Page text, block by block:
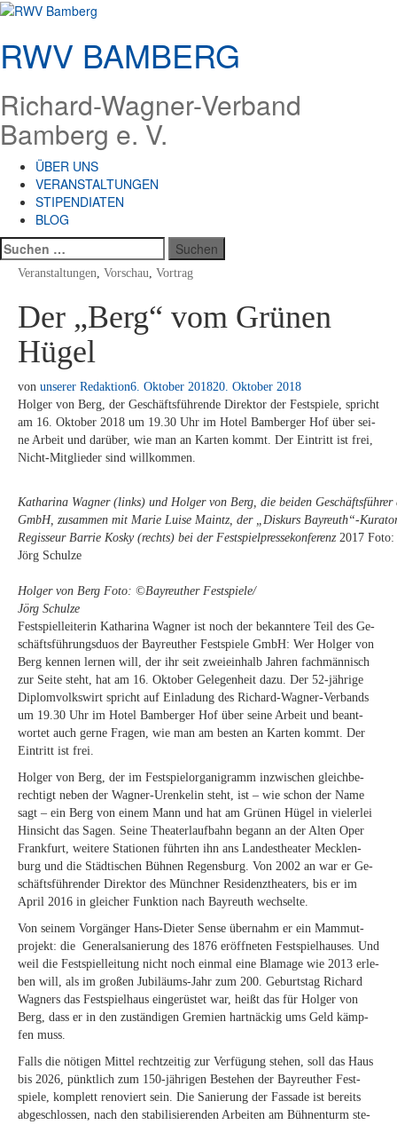
Zum
springen
RWV BAMBERG
Richard-Wagner-Verband
Bamberg e. V.
ÜBER UNS
VERANSTALTUNGEN
STIPENDIATEN
BLOG
Suchen
nach:
Veranstaltungen, Vorschau, Vortrag
Der „Berg“ vom Grünen
Hügel
von unserer Redaktion6. Oktober 201820. Oktober 2018
Hol­ger von Berg, der Ge­schäfts­füh­ren­de Di­rek­tor der Fest­spie­le, spricht
am 16. Ok­to­ber 2018 um 19.30 Uhr im Ho­tel Bam­ber­ger Hof über sei­
ne Ar­beit und dar­über, wie man an Kar­ten kommt. Der Ein­tritt ist frei,
Nicht-Mit­glie­der sind willkommen.
Ka­tha­ri­na Wag­ner (links) und Hol­ger von Berg, die bei­den Ge­schäfts­füh­rer
GmbH, zu­sam­men mit Ma­rie Lui­se Maintz, der „Dis­kurs Bayreuth“-
Regisseur Bar­rie Kos­ky (rechts) bei der Fest­spiel­pres­se­kon­fe­renz 2017
Jörg Schulze
Hol­ger von Berg Foto: ©Bay­reu­ther Festspiele/​
Jörg Schulze
Fest­spiel­lei­te­rin Ka­tha­ri­na Wag­ner ist noch der be­kann­te­re Teil des Ge­
schäfts­füh­rungs­du­os der Bay­reu­ther Fest­spie­le GmbH: Wer Hol­ger von
Berg ken­nen ler­nen will, der ihr seit zwei­ein­halb Jah­ren fach­män­nisch
zur Sei­te steht, hat am 16. Ok­to­ber Ge­le­gen­heit dazu. Der 52-jäh­ri­ge
Di­plom­volks­wirt spricht auf Ein­la­dung des Ri­chard-Wag­ner-Ver­bands
um 19.30 Uhr im Ho­tel Bam­ber­ger Hof über sei­ne Ar­beit und be­ant­
wor­tet auch ger­ne Fra­gen, wie man am bes­ten an Kar­ten kommt. Der
Ein­tritt ist frei.
Hol­ger von Berg, der im Fest­spiel­or­ga­ni­gramm in­zwi­schen gleich­be­
rech­tigt ne­ben der Wag­ner-Ur­en­ke­lin steht, ist – wie schon der Name
sagt – ein Berg von ei­nem Mann und hat am Grü­nen Hü­gel in vie­ler­lei
Hin­sicht das Sa­gen. Sei­ne Thea­ter­lauf­bahn be­gann an der Al­ten Oper
Frank­furt, wei­te­re Sta­tio­nen führ­ten ihn ans Lan­des­thea­ter Meck­len­
burg und die Städ­ti­schen Büh­nen Re­gens­burg. Von 2002 an war er Ge­
schäfts­füh­ren­der Di­rek­tor des Münch­ner Re­si­denz­thea­ters, bis er im
April 2016 in glei­cher Funk­ti­on nach Bay­reuth wechselte.
Von sei­nem Vor­gän­ger Hans-Die­ter Sen­se über­nahm er ein Mam­mut­
pro­jekt: die Ge­ne­ral­sa­nie­rung des 1876 er­öff­ne­ten Fest­spiel­hau­ses. Und
weil die Fest­spiel­lei­tung nicht noch ein­mal eine Bla­ma­ge wie 2013 er­le­
ben will, als im gro­ßen Ju­bi­lä­ums-Jahr zum 200. Ge­burts­tag Ri­chard
Wag­ners das Fest­spiel­haus ein­ge­rüs­tet war, heißt das für Hol­ger von
Berg, dass er in den zu­stän­di­gen Gre­mi­en hart­nä­ckig ums Geld kämp­
fen muss.
Falls die nö­ti­gen Mit­tel recht­zei­tig zur Ver­fü­gung ste­hen, soll das Haus
bis 2026, pünkt­lich zum 150-jäh­ri­gen Be­stehen der Bay­reu­ther Fest­
spie­le, kom­plett re­no­viert sein. Die Sa­nie­rung der Fas­sa­de ist be­reits
ab­ge­schlos­sen, nach den sta­bi­li­sie­ren­den Ar­bei­ten am Büh­nen­turm ste­